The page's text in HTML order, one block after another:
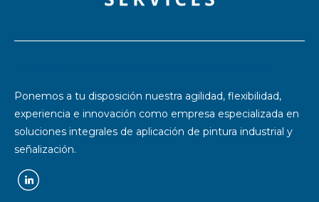
Ponemos a tu disposición nuestra agilidad, flexibilidad,
experiencia e innovación como empresa especializada en
soluciones integrales de aplicación de pintura industrial y
señalización.